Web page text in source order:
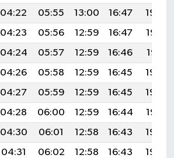
04:22 05:55 13:00 16:47
19:54
04:23 05:56 12:59 16:47
19:53
04:24 05:57 12:59 16:46
19:51
04:26 05:58 12:59 16:45
19:50
04:27 05:59 12:59 16:45
19:49
04:28 06:00 12:59 16:44
19:47
04:30 06:01 12:58 16:43
19:46
04:31 06:02 12:58 16:43
19:44